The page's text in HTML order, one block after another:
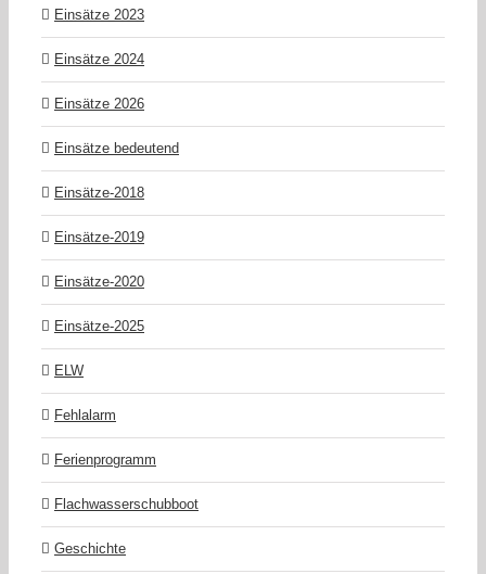
Einsätze 2023
Einsätze 2024
Einsätze 2026
Einsätze bedeutend
Einsätze-2018
Einsätze-2019
Einsätze-2020
Einsätze-2025
ELW
Fehlalarm
Ferienprogramm
Flachwasserschubboot
Geschichte